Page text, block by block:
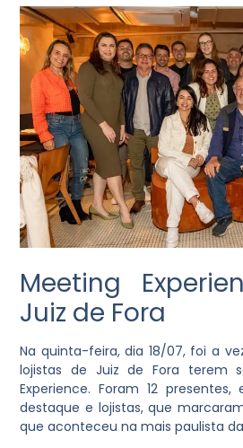
Meeting
Juiz de Fora
Na quinta-feira, dia 18/07, foi a
lojistas de Juiz de Fora terem
Experience. Foram 12
destaque e lojistas, que
que aconteceu na mais paulista